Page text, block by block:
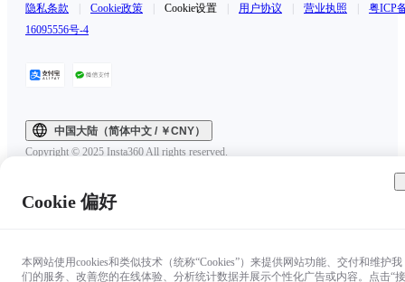
隐私条款 Cookie政策 Cookie设置 用户协议 营业执照
粤ICP
16095556号-4
中国大陆（简体中文 / ￥CNY）
Copyright © 2025 Insta360 All rights reserved.
Cookie 偏好
本网站使用cookies和类似技术（统称“Cookies”）来提供网站功能、交付和维护我
们的服务、改善您的在线体验、分析统计数据并展示个性化广告或内容。点击“接